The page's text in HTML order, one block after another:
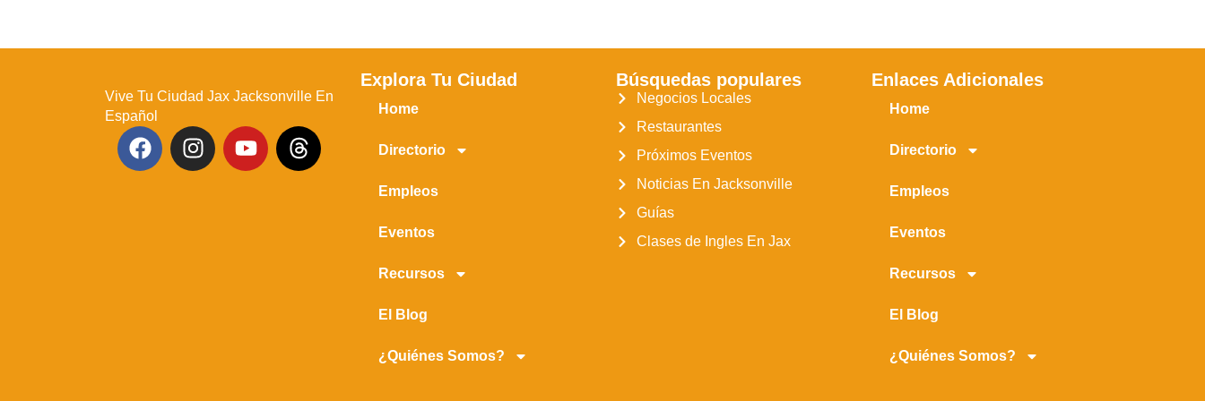
Vive Tu Ciudad Jax Jacksonville En
Español
Explora Tu Ciudad
Home
Directorio
Empleos
Eventos
Recursos
El Blog
¿Quiénes Somos?
Búsquedas populares
Negocios Locales
Restaurantes
Próximos Eventos
Noticias En Jacksonville
Guías
Clases de Ingles En Jax
Enlaces Adicionales
Home
Directorio
Empleos
Eventos
Recursos
El Blog
¿Quiénes Somos?